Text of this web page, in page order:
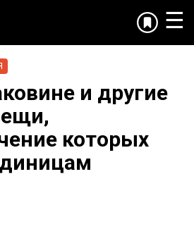
☰
и другие
которых